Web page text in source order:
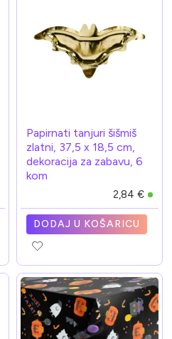
Papirnati tanjuri šišmiš
zlatni, 37,5 x 18,5 cm,
dekoracija za zabavu, 6
kom
2,84 €
DODAJ U KOŠARICU